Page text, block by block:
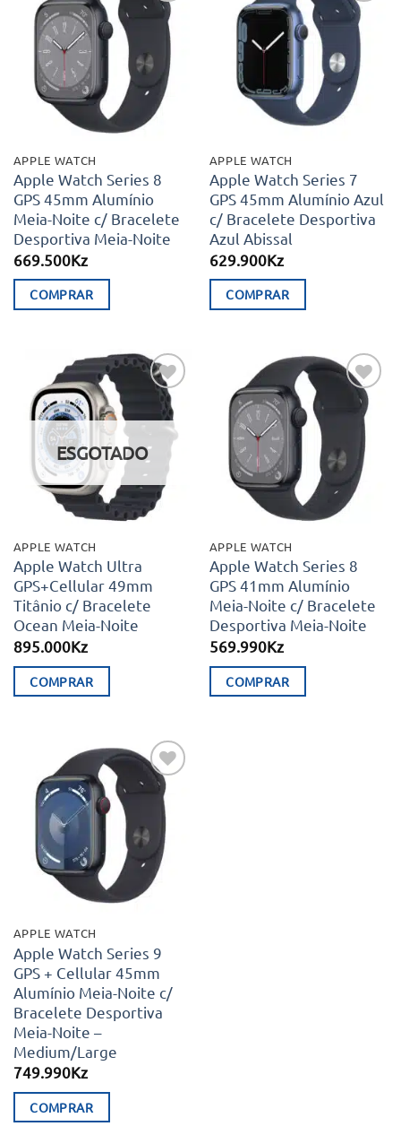
Adicionar
aos meus
desejos
APPLE WATCH
Apple Watch Series 8
GPS 45mm Alumínio
Meia-Noite c/ Bracelete
Desportiva Meia-Noite
669.500Kz
COMPRAR
Adicionar
aos meus
desejos
APPLE WATCH
Apple Watch Series 7
GPS 45mm Alumínio Azul
c/ Bracelete Desportiva
Azul Abissal
629.900Kz
COMPRAR
Adicionar
aos meus
desejos
ESGOTADO
APPLE WATCH
Apple Watch Ultra
GPS+Cellular 49mm
Titânio c/ Bracelete
Ocean Meia-Noite
895.000Kz
COMPRAR
Adicionar
aos meus
APPLE WATCH
Apple Watch Series 8
GPS 41mm Alumínio
Meia-Noite c/ Bracelete
Desportiva Meia-Noite
569.990Kz
COMPRAR
Adicionar
aos meus
desejos
APPLE WATCH
Apple Watch Series 9
GPS + Cellular 45mm
Alumínio Meia-Noite c/
Bracelete Desportiva
Meia-Noite –
Medium/Large
749.990Kz
COMPRAR